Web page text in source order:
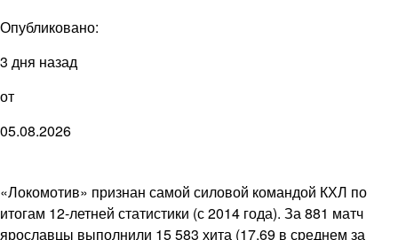
Опубликовано:
3 дня назад
от
05.08.2026
«Локомотив» признан самой силовой командой КХЛ по
итогам 12-летней статистики (с 2014 года). За 881 матч
ярославцы выполнили 15 583 хита (17,69 в среднем за